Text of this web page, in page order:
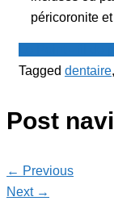
péricoronite
Tagged dentaire,
Post
← Previous
Next →